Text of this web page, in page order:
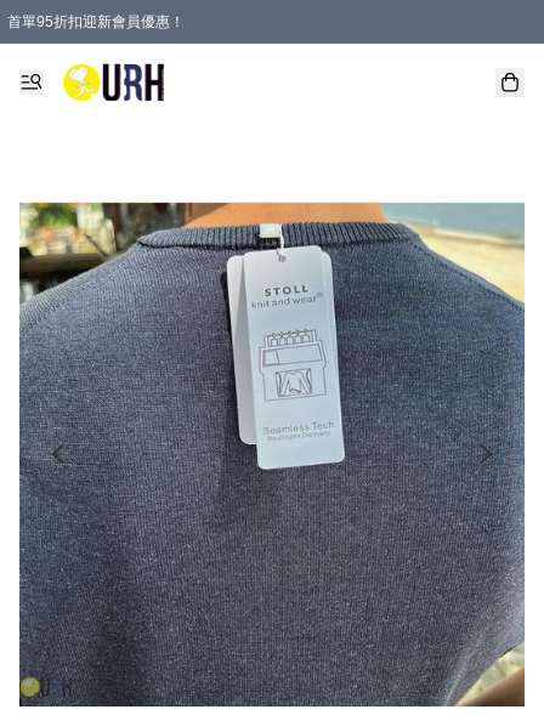
首單95折扣迎新會員優惠！
特選會員可享全單低至 95 折優惠！
單一訂單滿HKD600(澳門HKD800)包郵寄順豐送到家。